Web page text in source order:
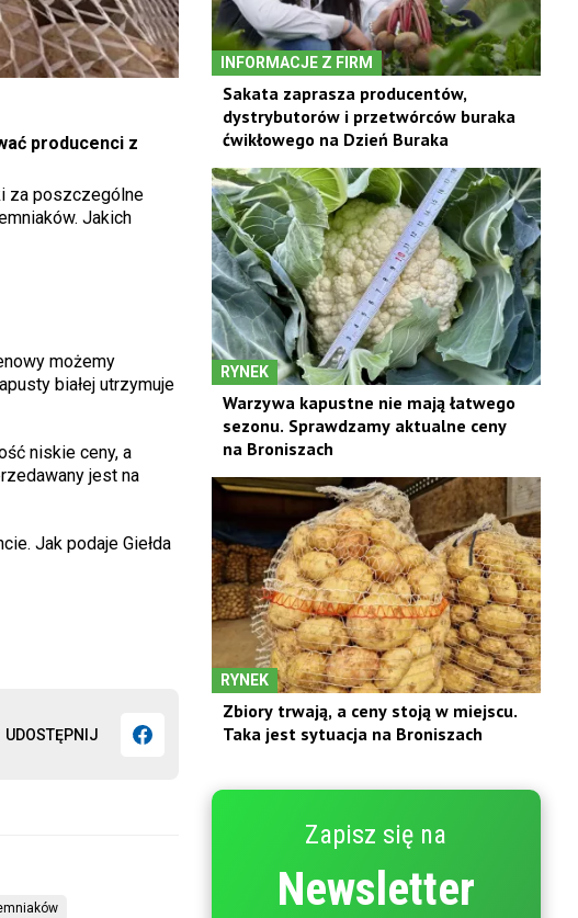
UDOSTĘPNIJ
producenci z
za poszczególne
Jakich
możemy
białej utrzymuje
niskie ceny, a
jest na
Jak podaje Giełda
INFORMACJE Z FIRM
Sakata zaprasza producentów,
dystrybutorów i przetwórców buraka
ćwikłowego na Dzień Buraka
RYNEK
Warzywa kapustne nie mają łatwego
sezonu. Sprawdzamy aktualne ceny
na Broniszach
RYNEK
Zbiory trwają, a ceny stoją w miejscu.
Taka jest sytuacja na Broniszach
Zapisz się na
Newsletter